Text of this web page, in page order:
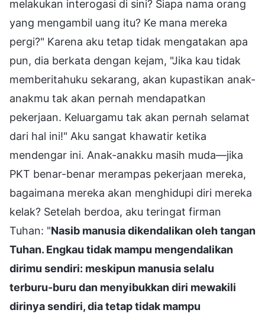
melakukan interogasi di sini? Siapa nama orang
yang mengambil uang itu? Ke mana mereka
pergi?" Karena aku tetap tidak mengatakan apa
pun, dia berkata dengan kejam, "Jika kau tidak
memberitahuku sekarang, akan kupastikan anak-
anakmu tak akan pernah mendapatkan
pekerjaan. Keluargamu tak akan pernah selamat
dari hal ini!" Aku sangat khawatir ketika
mendengar ini. Anak-anakku masih muda—jika
PKT benar-benar merampas pekerjaan mereka,
bagaimana mereka akan menghidupi diri mereka
kelak? Setelah berdoa, aku teringat firman
Tuhan: "Nasib manusia dikendalikan oleh tangan
Tuhan. Engkau tidak mampu mengendalikan
dirimu sendiri: meskipun manusia selalu
terburu-buru dan menyibukkan diri mewakili
dirinya sendiri, dia tetap tidak mampu